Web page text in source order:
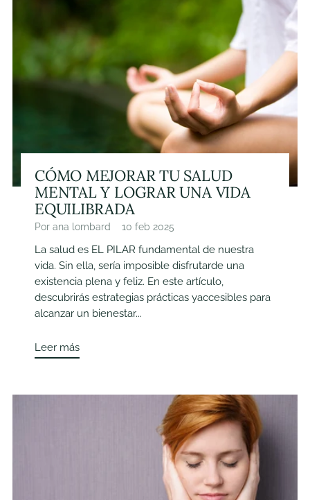
CÓMO MEJORAR TU SALUD
MENTAL Y LOGRAR UNA VIDA
EQUILIBRADA
Por ana lombard 10 feb 2025
La salud es EL PILAR fundamental de nuestra
vida. Sin ella, sería imposible disfrutarde una
existencia plena y feliz. En este artículo,
descubrirás estrategias prácticas yaccesibles para
alcanzar un bienestar...
Leer más